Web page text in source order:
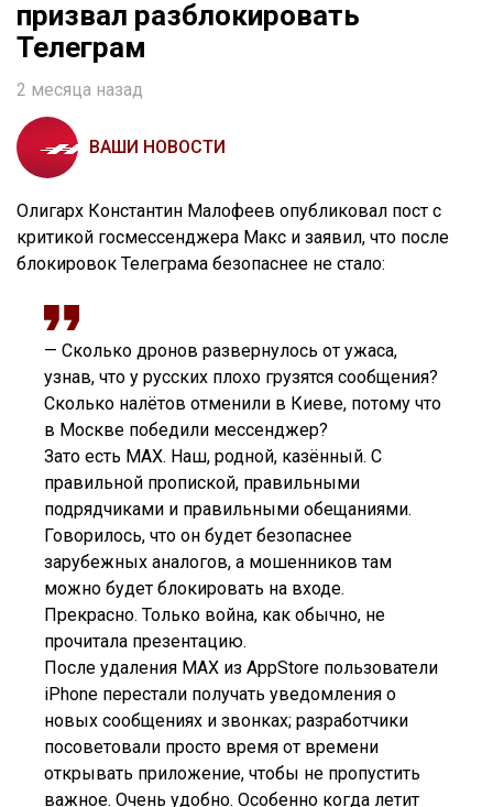
призвал разблокировать
Телеграм
2 месяца назад
ВАШИ НОВОСТИ
Олигарх Константин Малофеев опубликовал пост с
критикой госмессенджера Макс и заявил, что после
блокировок Телеграма безопаснее не стало:
— Сколько дронов развернулось от ужаса,
узнав, что у русских плохо грузятся сообщения?
Сколько налётов отменили в Киеве, потому что
в Москве победили мессенджер?
Зато есть MAX. Наш, родной, казённый. С
правильной пропиской, правильными
подрядчиками и правильными обещаниями.
Говорилось, что он будет безопаснее
зарубежных аналогов, а мошенников там
можно будет блокировать на входе.
Прекрасно. Только война, как обычно, не
прочитала презентацию.
После удаления MAX из AppStore пользователи
iPhone перестали получать уведомления о
новых сообщениях и звонках; разработчики
посоветовали просто время от времени
открывать приложение, чтобы не пропустить
важное. Очень удобно. Особенно когда летит